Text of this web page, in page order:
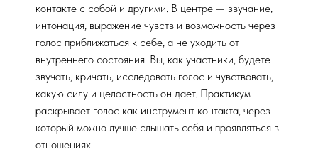
контакте с собой и другими. В центре — звучание,
интонация, выражение чувств и возможность через
голос приближаться к себе, а не уходить от
внутреннего состояния. Вы, как участники, будете
звучать, кричать, исследовать голос и чувствовать,
какую силу и целостность он дает. Практикум
раскрывает голос как инструмент контакта, через
который можно лучше слышать себя и проявляться в
отношениях.